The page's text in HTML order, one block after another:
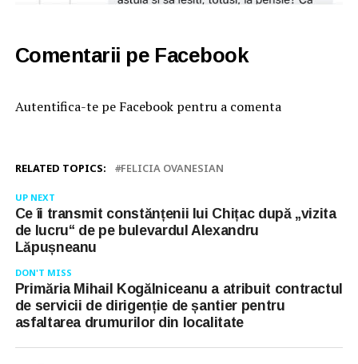
Comentarii pe Facebook
Autentifica-te pe Facebook pentru a comenta
RELATED TOPICS: FELICIA OVANESIAN
UP NEXT
Ce îi transmit constănțenii lui Chițac după „vizita
de lucru“ de pe bulevardul Alexandru
Lăpușneanu
DON'T MISS
Primăria Mihail Kogălniceanu a atribuit contractul
de servicii de dirigenție de șantier pentru
asfaltarea drumurilor din localitate